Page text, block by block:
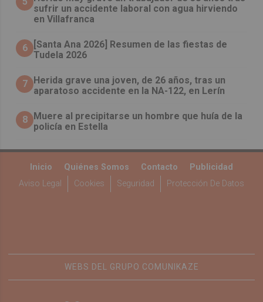
sufrir un accidente laboral con agua hirviendo
en Villafranca
6
[Santa Ana 2026] Resumen de las fiestas de
Tudela 2026
7
Herida grave una joven, de 26 años, tras un
aparatoso accidente en la NA-122, en Lerín
8
Muere al precipitarse un hombre que huía de la
policía en Estella
Inicio Quiénes Somos Contacto
Publicidad
Aviso Legal
Cookies Seguridad Protección De Datos
WEBS DEL GRUPO COMUNIKAZE